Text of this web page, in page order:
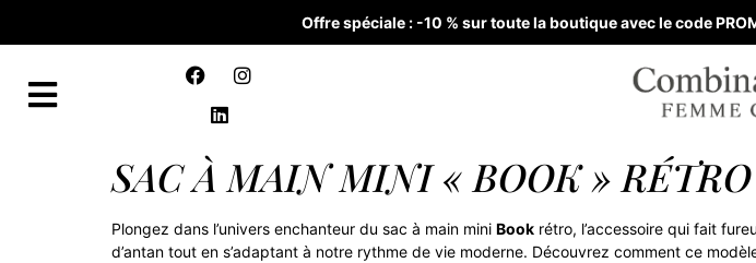
Offre spéciale : -10 % sur toute la boutique avec le code
SAC À MAIN MINI « BOOK »
Plongez dans l’univers enchanteur du sac à main mini Book rétro, l’accessoire qui fait
d’antan tout en s’adaptant à notre rythme de vie moderne. Découvrez comment ce